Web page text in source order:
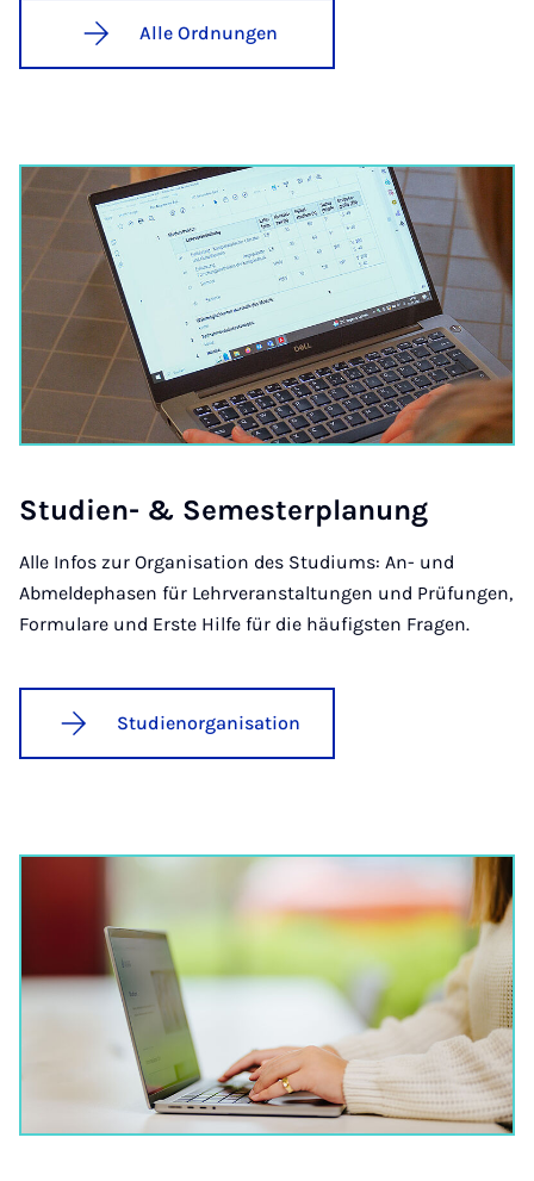
Alle Ordnungen
Stud­i­en- & Semester­planung
Alle Infos zur Organisation des Studiums: An- und
Abmeldephasen für Lehrveranstaltungen und Prüfungen,
Formulare und Erste Hilfe für die häufigsten Fragen.
Studienorganisation